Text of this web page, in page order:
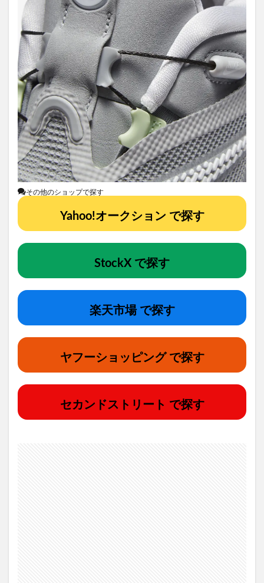
その他のショップで探す
Yahoo!オークション で探す
StockX で探す
楽天市場 で探す
ヤフーショッピング で探す
セカンドストリート で探す